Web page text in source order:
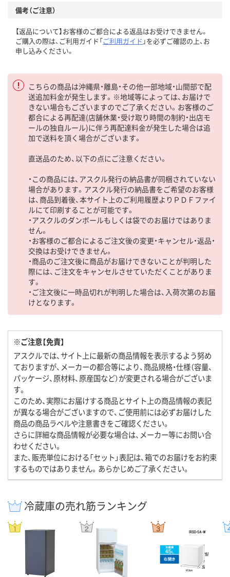
備考（ご注意）
【返品について】お客様のご都合による返品はお受けできません。
ご購入の際は、ご利用ガイド「ご利用ガイド 」を必ずご確認の上、お
申し込みください。
こちらの商品は沖縄県・離島・その他一部地域・山間部で配
送追加料金が発生します。※地域等によっては、お届けで
きない場合もございますのでご了承ください。お客様のご
都合による再配達(店舗休業・受け取り時間の制約・出店モ
ールの独自ルール)に伴う再配達料金が発生した場合は追
加で送料を頂く場合がございます。
直送品のため、以下の点にご注意ください。
・この商品には、アスクル発行の納品書が同梱されていない
場合があります。アスクル発行の納品書をご希望のお客様
は、商品到着後、本サイト上のご利用履歴よりＰＤＦファイ
ルにて印刷することが可能です。
・アスクルのダンボールもしくは袋でのお届けではありま
せん。
・お客様のご都合によるご注文後の変更・キャンセル・返品・
交換はお受けできません。
・商品のご注文後に商品がお届けできないことが判明した
際には、ご注文をキャンセルさせていただくことがありま
す。
・ご注文後に一時品切れが判明した場合は、入荷次第のお届
けとなります。
※ご注意【免責】
アスクルでは、サイト上に最新の商品情報を表示するよう努め
ておりますが、メーカーの都合等により、商品規格・仕様（容量、
パッケージ、原材料、原産国など）が変更される場合がございま
す。
このため、実際にお届けする商品とサイト上の商品情報の表記
が異なる場合がございますので、ご使用前には必ずお届けした
商品の商品ラベルや注意書きをご確認ください。
さらに詳細な商品情報が必要な場合は、メーカー等にお問い合
わせください。
また、販売単位における「セット」表記は、箱でのお届けをお約束
するものではありません。あらかじめご了承ください。
冷蔵庫の売れ筋ランキング